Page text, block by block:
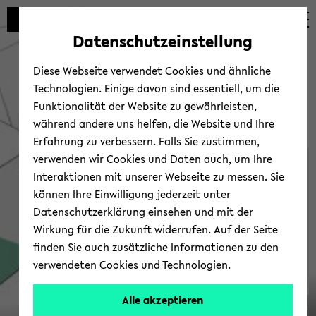
Automatische
vermeiden
skip
main
skip
main
skip
footer
Sonder­forschungsbereich
1288
Datenschutzeinstellung
Diese Webseite verwendet Cookies und ähnliche
Technologien. Einige davon sind essentiell, um die
Funktionalität der Website zu gewährleisten,
während andere uns helfen, die Website und Ihre
Erfahrung zu verbessern. Falls Sie zustimmen,
verwenden wir Cookies und Daten auch, um Ihre
Interaktionen mit unserer Webseite zu messen. Sie
können Ihre Einwilligung jederzeit unter
Datenschutzerklärung einsehen und mit der
Wirkung für die Zukunft widerrufen. Auf der Seite
finden Sie auch zusätzliche Informationen zu den
verwendeten Cookies und Technologien.
Alle akzeptieren